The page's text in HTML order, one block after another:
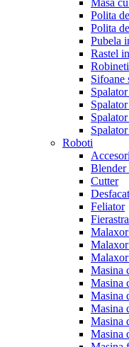
Polita
Polita
Pubela
Rastel
Robineti
Sifoane
Roboti
Blender
Cutter
Feliator
Masina
Masina
Masina
Masina
Masina
Masina